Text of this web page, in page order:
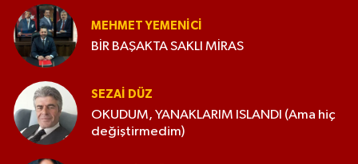
MEHMET YEMENICI
BİR BAŞAKTA SAKLI MİRAS
SEZAI DÜZ
OKUDUM, YANAKLARIM ISLANDI (Ama hiç
değiştirmedim)